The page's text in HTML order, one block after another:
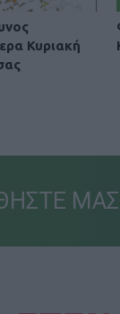
Κυριακή
ΜΑΣ